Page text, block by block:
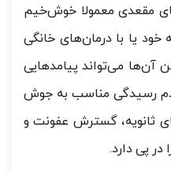
مقعدی معمولا خوش‌خیم
یا با درمان‌های خانگی
آن‌ها می‌تواند پیامدهایی
رسیدگی مناسب به جوش
ثانویه، گسترش عفونت و
در پی دارد.